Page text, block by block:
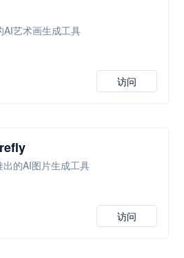
AI艺术画生成工具
访问
的AI图片生成工具
访问